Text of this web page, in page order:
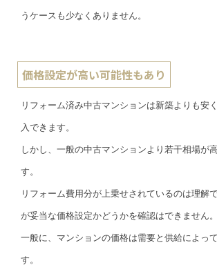
うケースも少なくありません。
価格設定が高い可能性もあり
リフォーム済み中古マンションは新築よりも安
入できます。
しかし、一般の中古マンションより若干相場が
す。
リフォーム費用分が上乗せされているのは理解
が妥当な価格設定かどうかを確認はできません。
一般に、マンションの価格は需要と供給によっ
す。